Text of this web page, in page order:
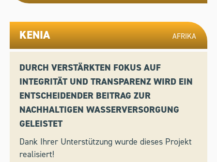
KENIA AFRIKA
DURCH VERSTÄRKTEN FOKUS AUF
INTEGRITÄT UND TRANSPARENZ WIRD EIN
ENTSCHEIDENDER BEITRAG ZUR
NACHHALTIGEN WASSERVERSORGUNG
GELEISTET
Dank Ihrer Unterstützung wurde dieses Projekt
realisiert!